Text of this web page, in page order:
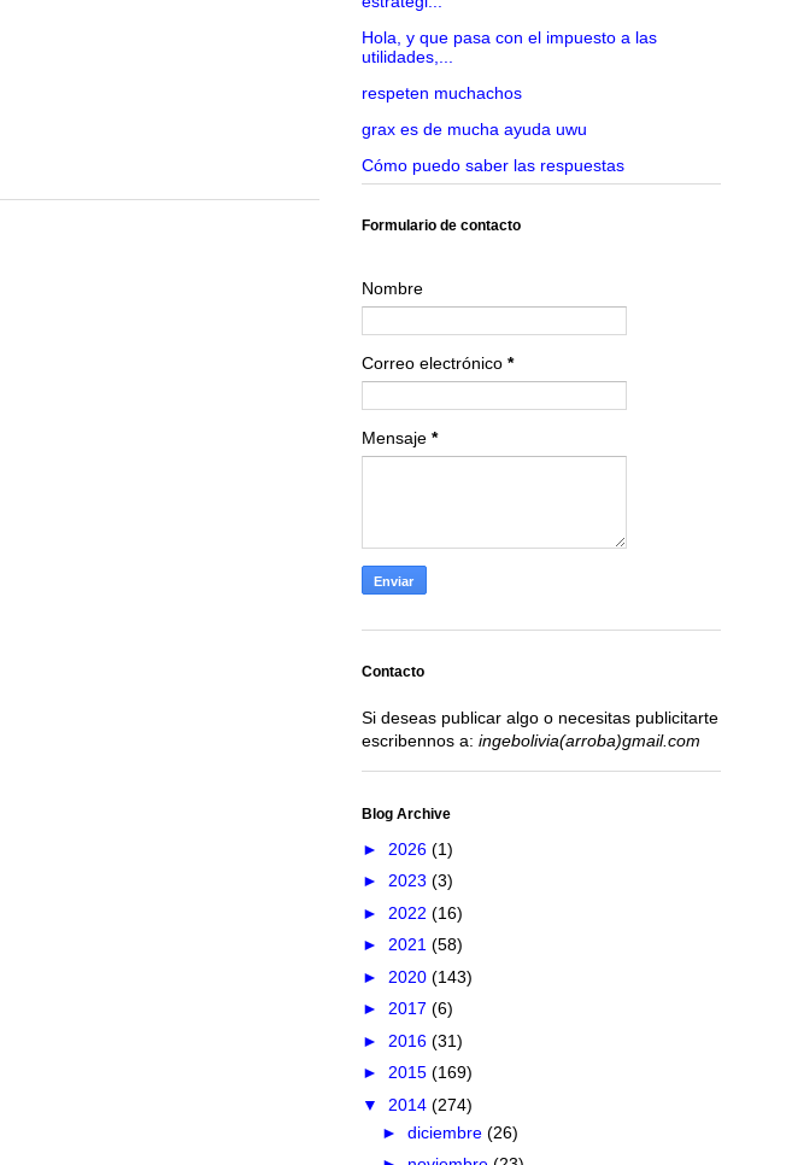
Hola, y que pasa con el impuesto a las
utilidades,...
respeten muchachos
grax es de mucha ayuda uwu
Cómo puedo saber las respuestas
Formulario de contacto
Nombre
Correo electrónico *
Mensaje *
Contacto
Si deseas publicar algo o necesitas publicitarte
escribennos a: ingebolivia(arroba)gmail.com
Blog Archive
► 2026 (1)
► 2023 (3)
► 2022 (16)
► 2021 (58)
► 2020 (143)
► 2017 (6)
► 2016 (31)
► 2015 (169)
▼ 2014 (274)
►diciembre(26)